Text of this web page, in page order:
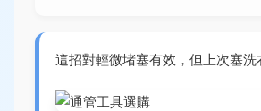
這招對輕微堵塞有效，但上次塞洗